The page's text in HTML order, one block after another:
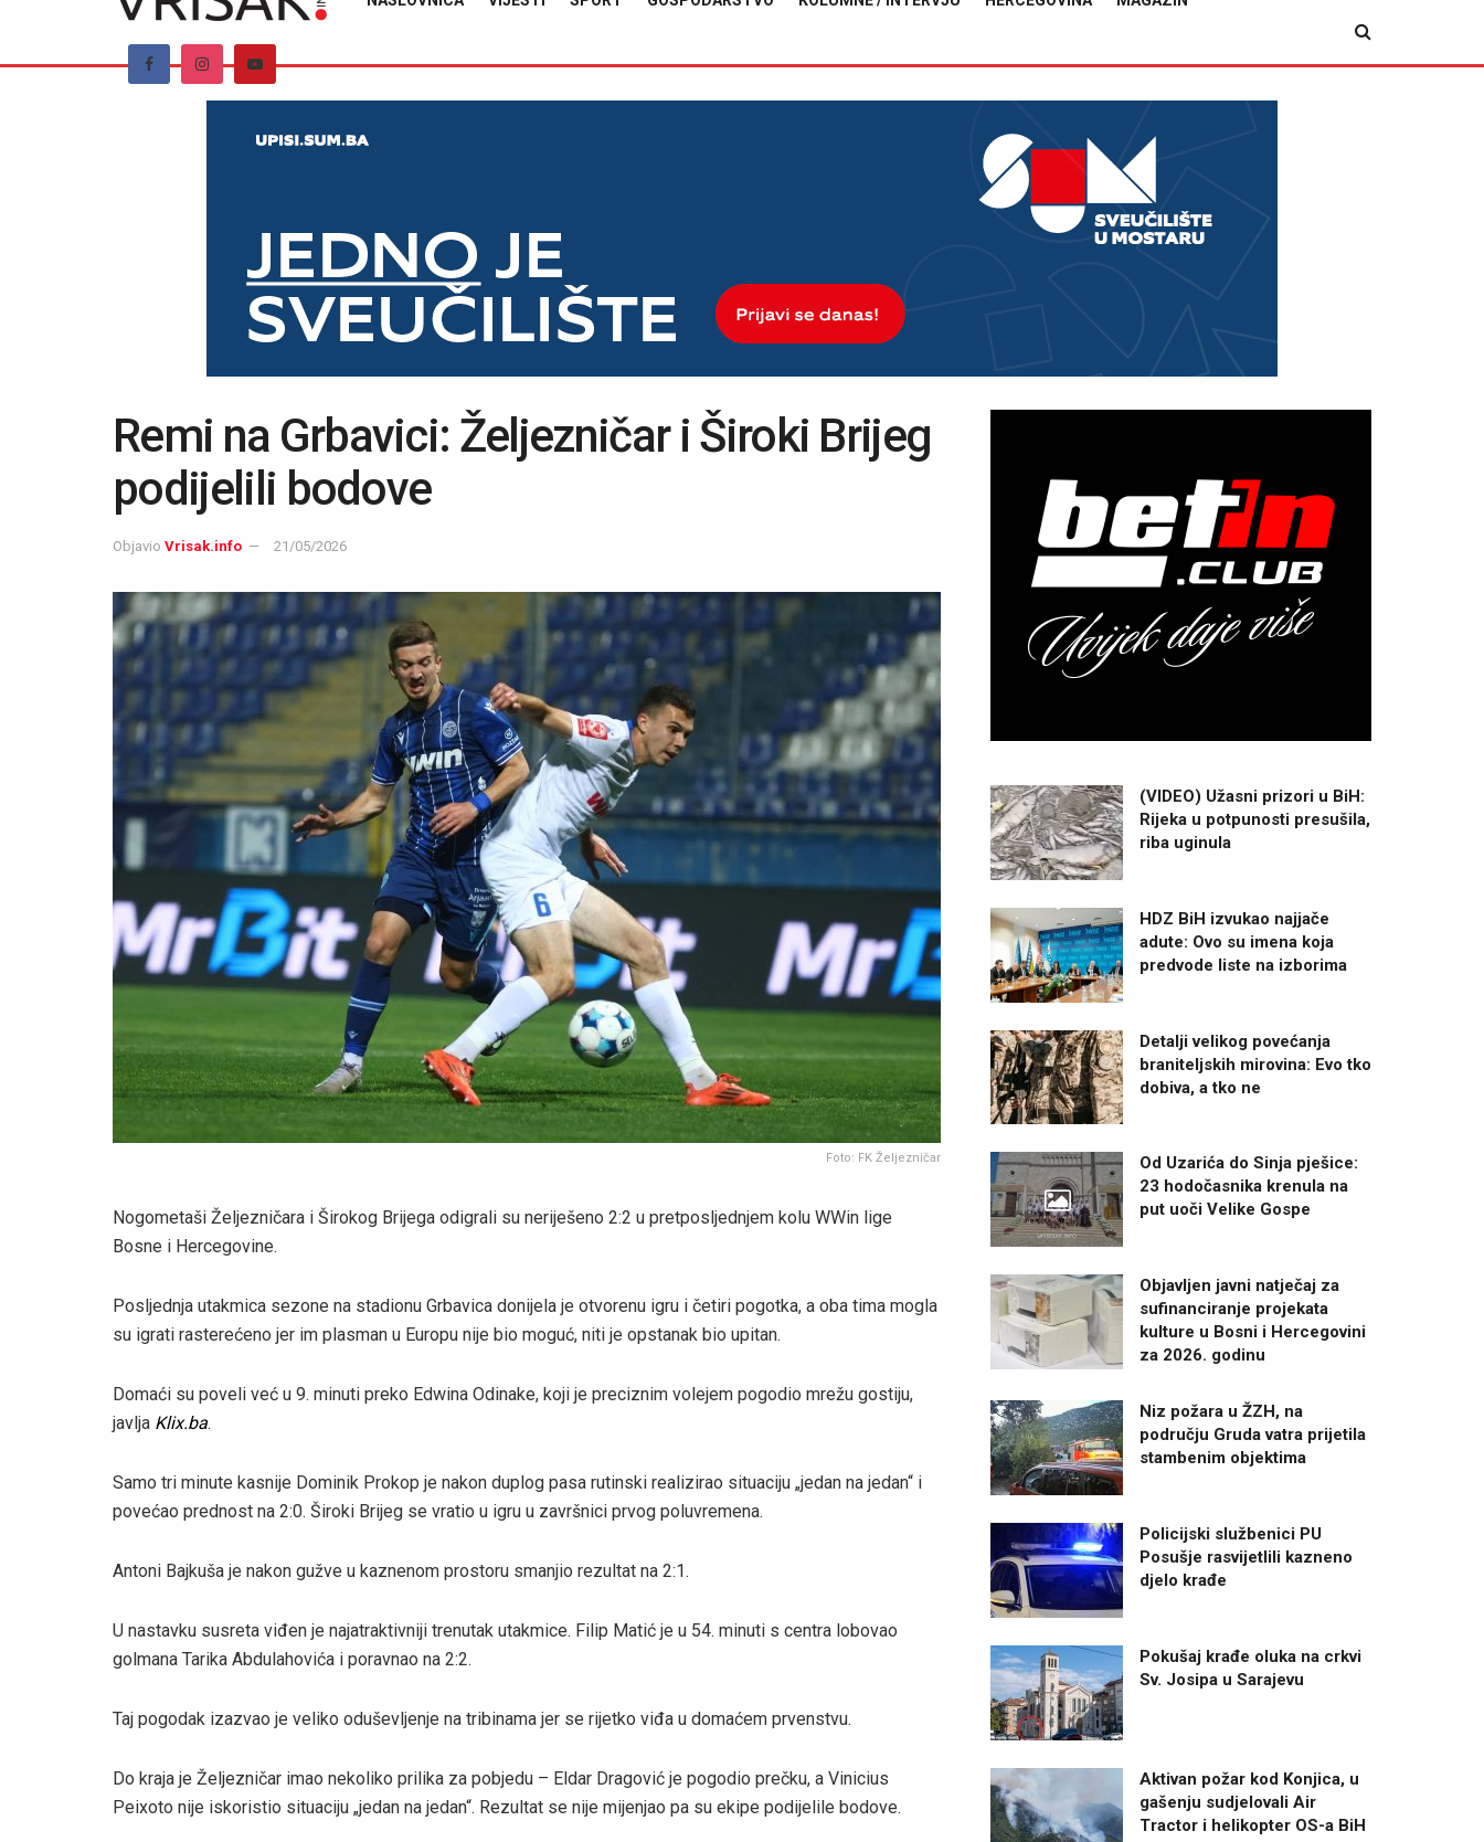
Remi na Grbavici: Željezničar i Široki Brijeg
podijelili bodove
Objavio Vrisak.info 21/05/2026
Foto: FK Željezničar
Nogometaši Željezničara i Širokog Brijega odigrali su neriješeno 2:2 u pretposljednjem kolu WWin lige
Bosne i Hercegovine.
Posljednja utakmica sezone na stadionu Grbavica donijela je otvorenu igru i četiri pogotka, a oba tima mogla
su igrati rasterećeno jer im plasman u Europu nije bio moguć, niti je opstanak bio upitan.
Domaći su poveli već u 9. minuti preko Edwina Odinake, koji je preciznim volejem pogodio mrežu gostiju,
javlja Klix.ba.
Samo tri minute kasnije Dominik Prokop je nakon duplog pasa rutinski realizirao situaciju „jedan na jedan“ i
povećao prednost na 2:0. Široki Brijeg se vratio u igru u završnici prvog poluvremena.
Antoni Bajkuša je nakon gužve u kaznenom prostoru smanjio rezultat na 2:1.
U nastavku susreta viđen je najatraktivniji trenutak utakmice. Filip Matić je u 54. minuti s centra lobovao
golmana Tarika Abdulahovića i poravnao na 2:2.
Taj pogodak izazvao je veliko oduševljenje na tribinama jer se rijetko viđa u domaćem prvenstvu.
Do kraja je Željezničar imao nekoliko prilika za pobjedu – Eldar Dragović je pogodio prečku, a Vinicius
Peixoto nije iskoristio situaciju „jedan na jedan“. Rezultat se nije mijenjao pa su ekipe podijelile bodove.
(VIDEO) Užasni prizori u BiH:
Rijeka u potpunosti presušila,
riba uginula
HDZ BiH izvukao najjače
adute: Ovo su imena koja
predvode liste na izborima
Detalji velikog povećanja
braniteljskih mirovina: Evo tko
dobiva, a tko ne
Od Uzarića do Sinja pješice:
23 hodočasnika krenula na
put uoči Velike Gospe
Objavljen javni natječaj za
sufinanciranje projekata
kulture u Bosni i Hercegovini
za 2026. godinu
Niz požara u ŽZH, na
području Gruda vatra prijetila
stambenim objektima
Policijski službenici PU
Posušje rasvijetlili kazneno
djelo krađe
Pokušaj krađe oluka na crkvi
Sv. Josipa u Sarajevu
Aktivan požar kod Konjica, u
gašenju sudjelovali Air
Tractor i helikopter OS-a BiH